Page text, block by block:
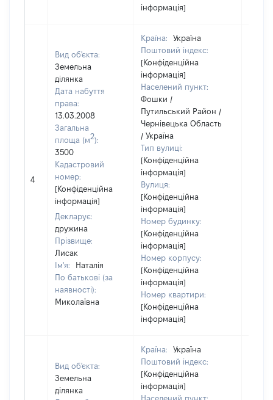
інформація]
4
Вид об'єкта:
Земельна
ділянка
Дата набуття
права:
13.03.2008
Загальна
площа (м2):
3500
Кадастровий
номер:
[Конфіденційна
інформація]
Декларує:
дружина
Прізвище:
Лисак
Ім'я:
Наталія
По батькові (за
наявності):
Миколаївна
Країна:
Україна
Поштовий індекс:
[Конфіденційна
інформація]
Населений пункт:
Фошки /
Путильський Район /
Чернівецька Область
/ Україна
Тип вулиці:
[Конфіденційна
інформація]
Вулиця:
[Конфіденційна
інформація]
Номер будинку:
[Конфіденційна
інформація]
Номер корпусу:
[Конфіденційна
інформація]
Номер квартири:
[Конфіденційна
інформація]
Вид об'єкта:
Земельна
ділянка
Країна:
Україна
Поштовий індекс:
[Конфіденційна
інформація]
Населений пункт: